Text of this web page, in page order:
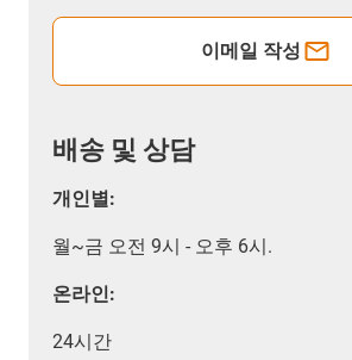
이메일 작성
배송 및 상담
개인별:
월~금 오전 9시 - 오후 6시.
온라인:
24시간